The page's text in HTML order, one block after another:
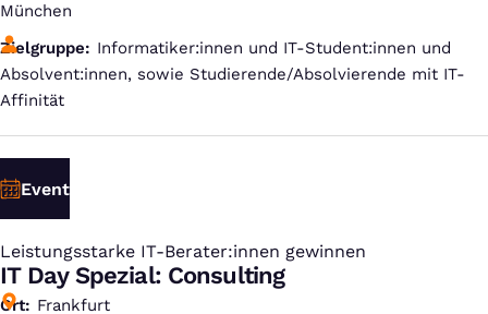
München
Zielgruppe
Informatiker:innen und IT-Student:innen und
Absolvent:innen, sowie Studierende/Absolvierende mit IT-
Affinität
Event
Leistungsstarke IT-Berater:innen gewinnen
:
IT Day Spezial: Consulting
Ort
Frankfurt